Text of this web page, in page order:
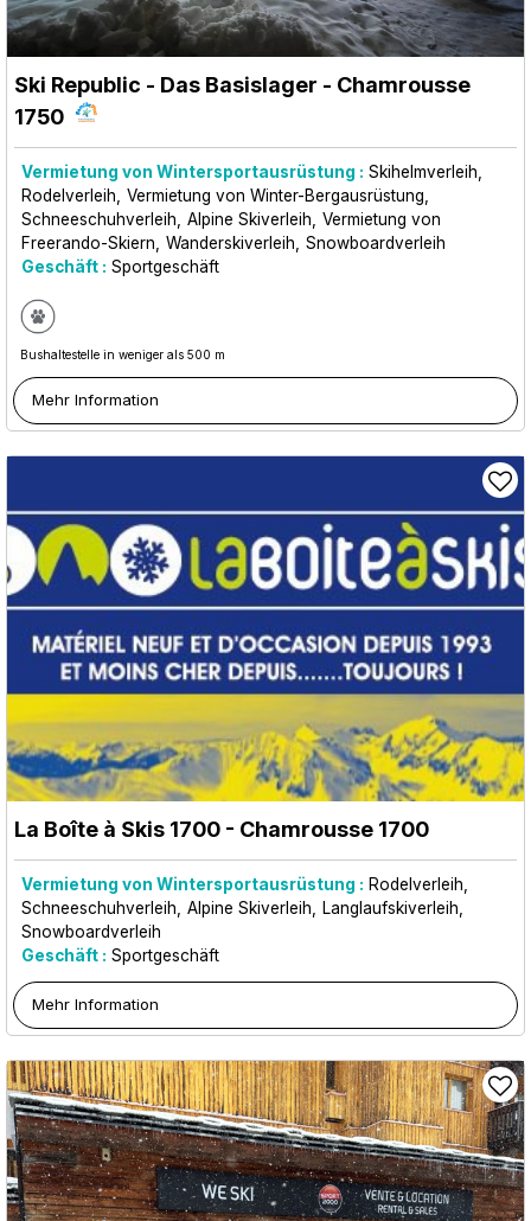
Ski Republic - Das Basislager - Chamrousse
1750
Vermietung von Wintersportausrüstung : Skihelmverleih
Rodelverleih
Vermietung von Winter-Bergausrüstung
Schneeschuhverleih
Alpine Skiverleih
Vermietung von
Freerando-Skiern
Wanderskiverleih
Snowboardverleih
Geschäft : Sportgeschäft
Bushaltestelle in weniger als 500 m
Mehr Information
La Boîte à Skis 1700 - Chamrousse 1700
Vermietung von Wintersportausrüstung : Rodelverleih
Schneeschuhverleih
Alpine Skiverleih
Langlaufskiverleih
Snowboardverleih
Geschäft : Sportgeschäft
Mehr Information